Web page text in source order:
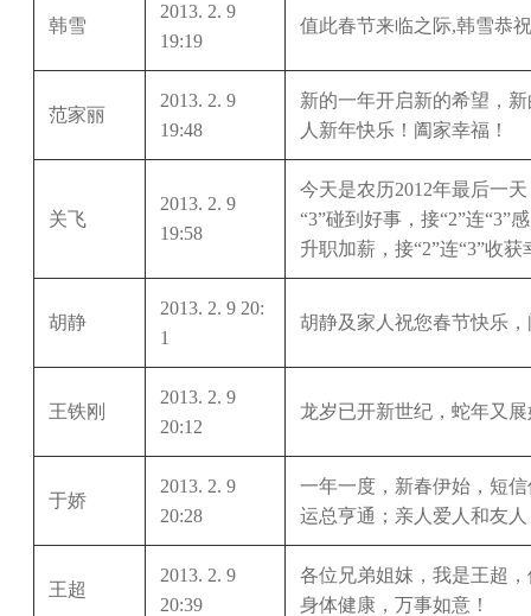
韩雪
2013. 2. 9
19:19
值此春节来临之际,韩雪恭
范家丽
2013. 2. 9
19:48
新的一年开启新的希望，
人新年快乐！阖家幸福！
关飞
2013. 2. 9
19:58
今天是农历2012年最后一
“3”碰到好事，接“2”连“3”
升职加薪，接“2”连“3”收
胡静
2013. 2. 9 20:
1
胡静及家人祝您春节快乐
王铁刚
2013. 2. 9
20:12
龙岁已开新世纪，蛇年又
于娇
2013. 2. 9
20:28
一年一度，新春伊始，短
运总亨通；亲人爱人和友
王超
2013. 2. 9
20:39
各位兄弟姐妺，我是王超
身体健康，万事如意！